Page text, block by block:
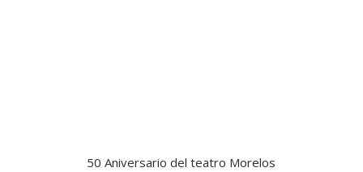
50 Aniversario del teatro Morelos